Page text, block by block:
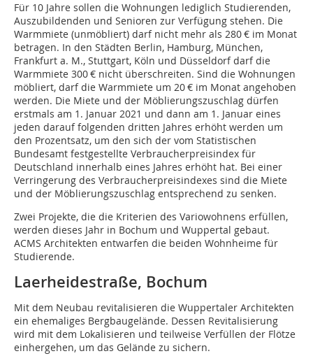
Für 10 Jahre sollen die Wohnungen lediglich Studierenden,
Auszubildenden und Senioren zur Verfügung stehen. Die
Warmmiete (unmöbliert) darf nicht mehr als 280 € im Monat
betragen. In den Städten Berlin, Hamburg, München,
Frankfurt a. M., Stuttgart, Köln und Düsseldorf darf die
Warmmiete 300 € nicht überschreiten. Sind die Wohnungen
möbliert, darf die Warmmiete um 20 € im Monat angehoben
werden. Die Miete und der Möblierungszuschlag dürfen
erstmals am 1. Januar 2021 und dann am 1. Januar eines
jeden darauf folgenden dritten Jahres erhöht werden um
den Prozentsatz, um den sich der vom Statistischen
Bundesamt festgestellte Verbraucherpreisindex für
Deutschland innerhalb eines Jahres erhöht hat. Bei einer
Verringerung des Verbraucherpreisindexes sind die Miete
und der Möblierungszuschlag entsprechend zu senken.
Zwei Projekte, die die Kriterien des Variowohnens erfüllen,
werden dieses Jahr in Bochum und Wuppertal gebaut.
ACMS Architekten entwarfen die beiden Wohnheime für
Studierende.
Laerheidestraße, Bochum
Mit dem Neubau revitalisieren die Wuppertaler Architekten
ein ehemaliges Bergbaugelände. Dessen Revitalisierung
wird mit dem Lokalisieren und teilweise Verfüllen der Flötze
einhergehen, um das Gelände zu sichern.